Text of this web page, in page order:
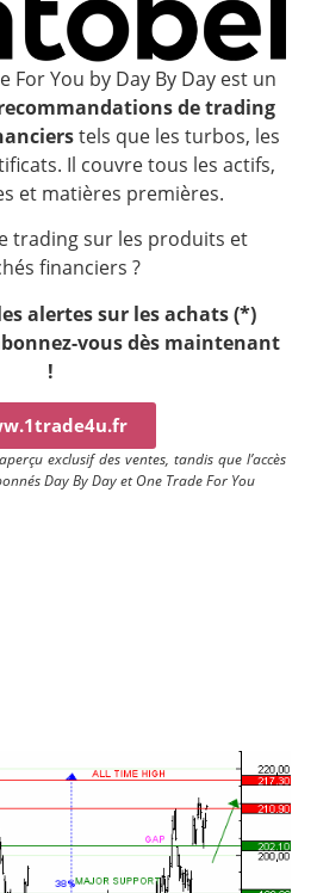
For You by Day By Day est un
de trading
tels que les turbos, les
Il couvre tous les actifs,
et matières premières.
trading sur les produits et
financiers ?
alertes sur les achats (*)
bonnez-vous dès maintenant
!
exclusif des ventes, tandis que l’accès
Day By Day et One Trade For You